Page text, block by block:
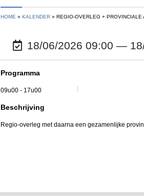
HOME KALENDER REGIO-OVERLEG + PROVINCIALE
18/06/2026 09:00 —
Programma
09u00 - 17u00
Beschrijving
Regio-overleg met daarna een gezamenlijke